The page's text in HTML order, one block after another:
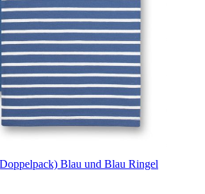
Blau und Blau Ringel